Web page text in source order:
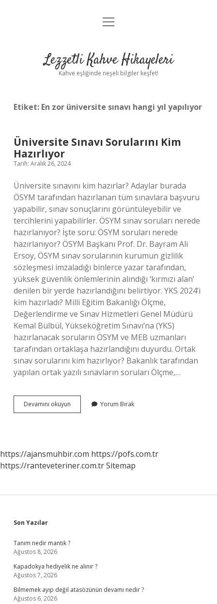
Anasayfa
Yasal Uyarı
menüyü
Lezzetli Kahve Hikayeleri
Kahve eşliğinde neşeli bilgiler keşfet!
Etiket: En zor üniversite sınavı hangi yıl yapılıyor
Üniversite Sınavı Sorularını Kim
Hazırlıyor
Tarih: Aralık 26, 2024
Üniversite sınavını kim hazırlar? Adaylar burada
ÖSYM tarafından hazırlanan tüm sınavlara başvuru
yapabilir, sınav sonuçlarını görüntüleyebilir ve
tercihlerini yapabilirler. ÖSYM sınav soruları nerede
hazırlanıyor? İşte soru: ÖSYM soruları nerede
hazırlanıyor? ÖSYM Başkanı Prof. Dr. Bayram Ali
Ersoy, ÖSYM sınav sorularının kurumun gizlilik
sözleşmesi imzaladığı binlerce yazar tarafından,
yüksek güvenlik önlemlerinin alındığı ‘kırmızı alan’
denilen bir yerde hazırlandığını belirtiyor. YKS 2024’i
kim hazırladı? Milli Eğitim Bakanlığı Ölçme,
Değerlendirme ve Sınav Hizmetleri Genel Müdürü
Kemal Bülbül, Yükseköğretim Sınavı’na (YKS)
hazırlanacak soruların ÖSYM ve MEB uzmanları
tarafından ortaklaşa hazırlandığını duyurdu. Ortak
sınav sorularını kim hazırlıyor? Bakanlık tarafından
yapılan ortak yazılı sınavların soruları Ölçme,…
Devamını okuyun Üniversite
Sınavı
Yorum Bırak
https://ajansmuhbir.com https://pofs.com.tr
https://ranteveteriner.com.trSitemap
Sidebar
Son Yazılar
Tanım nedir mantık ?
Ağustos 8, 2026
Kapadokya hediyelik ne alınır ?
Ağustos 7, 2026
Bilmemek ayıp değil atasözünün devamı nedir ?
Ağustos 6, 2026